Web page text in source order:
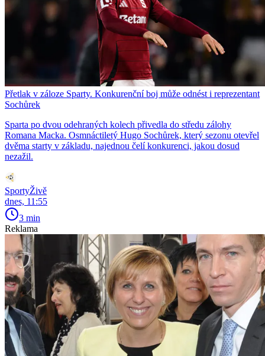
Přetlak v záloze Sparty. Konkurenční boj může odnést i reprezentant
Sochůrek
Sparta po dvou odehraných kolech přivedla do středu zálohy
Romana Macka. Osmnáctiletý Hugo Sochůrek, který sezonu otevřel
dvěma starty v základu, najednou čelí konkurenci, jakou dosud
nezažil.
SportyŽivě
dnes, 11:55
3 min
Reklama